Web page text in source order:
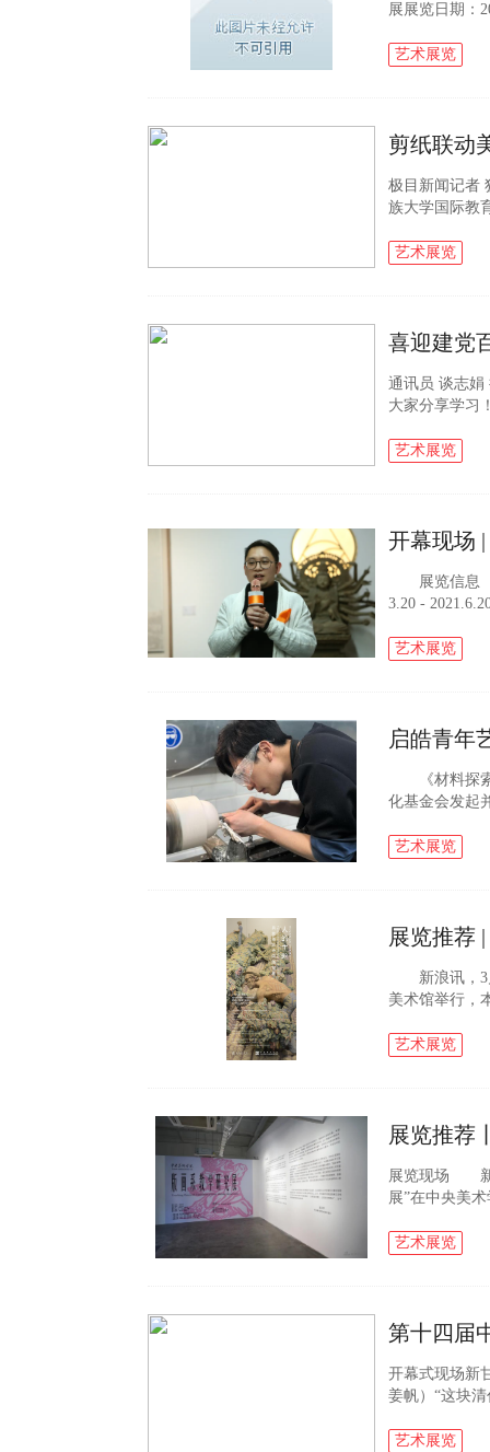
展展览日期：
典藏工作，...
艺术展览
极目新闻记者
族大学国际教
大的兴趣...
艺术展览
通讯员 谈志娟
大家分享学习
员”，向...
艺术展览
开幕现场
展览信息
3.20 -
意 ...
艺术展览
启皓青年
《材料探索
化基金会发起
作品，试...
艺术展览
展览推荐
新浪讯，3
美术馆举行，
规的肖像展，
艺术展览
展览推荐
展览现场 新
展”在中央美
画系各工作室
艺术展览
第十四届
开幕式现场新
姜帆）“这块
简称...
艺术展览